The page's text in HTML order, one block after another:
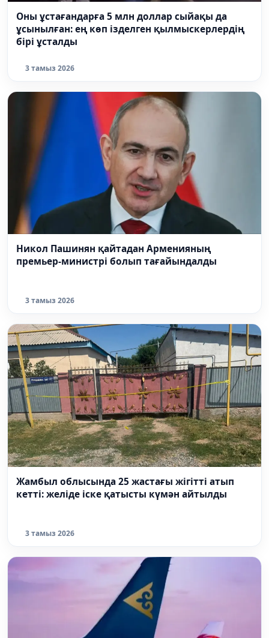
Оны ұстағандарға 5 млн доллар сыйақы да
ұсынылған: ең көп ізделген қылмыскерлердің
бірі ұсталды
3 тамыз 2026
Никол Пашинян қайтадан Арменияның
премьер-министрі болып тағайындалды
3 тамыз 2026
Жамбыл облысында 25 жастағы жігітті атып
кетті: желіде іске қатысты күмән айтылды
3 тамыз 2026